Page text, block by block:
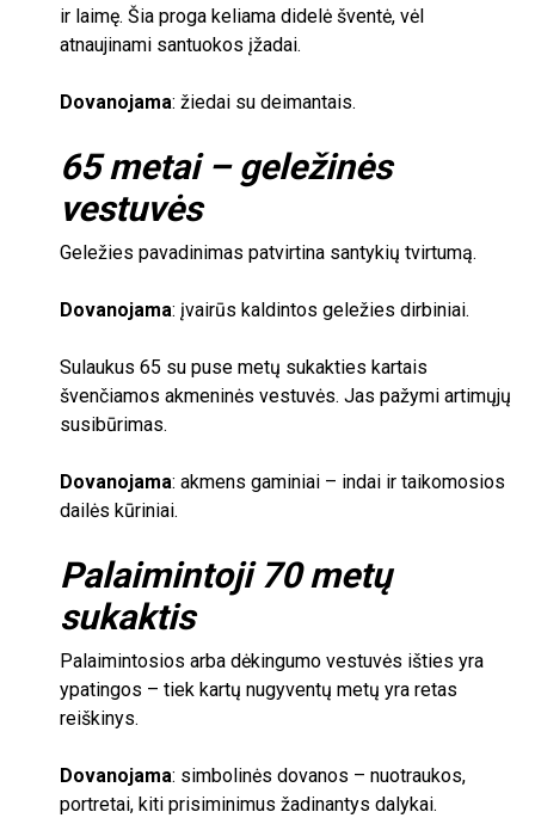
ir laimę. Šia proga keliama didelė šventė, vėl
atnaujinami santuokos įžadai.
Dovanojama: žiedai su deimantais.
65metai – geležinės
vestuvės
Geležies pavadinimas patvirtina santykių tvirtumą.
Dovanojama: įvairūs kaldintos geležies dirbiniai.
Sulaukus 65 su puse metų sukakties kartais
švenčiamos akmeninės vestuvės. Jas pažymi artimųjų
susibūrimas.
Dovanojama: akmens gaminiai – indai ir taikomosios
dailės kūriniai.
Palaimintoji 70metų
sukaktis
Palaimintosios arba dėkingumo vestuvės išties yra
ypatingos – tiek kartų nugyventų metų yra retas
reiškinys.
Dovanojama: simbolinės dovanos – nuotraukos,
portretai, kiti prisiminimus žadinantys dalykai.